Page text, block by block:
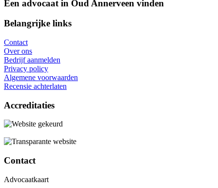
Een advocaat in Oud Annerveen vinden
Belangrijke links
Contact
Over ons
Bedrijf aanmelden
Privacy policy
Algemene voorwaarden
Recensie achterlaten
Accreditaties
Contact
Advocaatkaart